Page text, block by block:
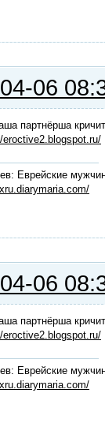
06
партнёрша
eroctive2.blogspot.ru/
Еврейские
06
партнёрша
eroctive2.blogspot.ru/
Еврейские